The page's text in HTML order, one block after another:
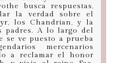
busca respuestas,
la verdad sobre el
los Chandrian, y la
padres. A lo largo del
se ve puesto a prueba
mercenarios
a reclamar el honor